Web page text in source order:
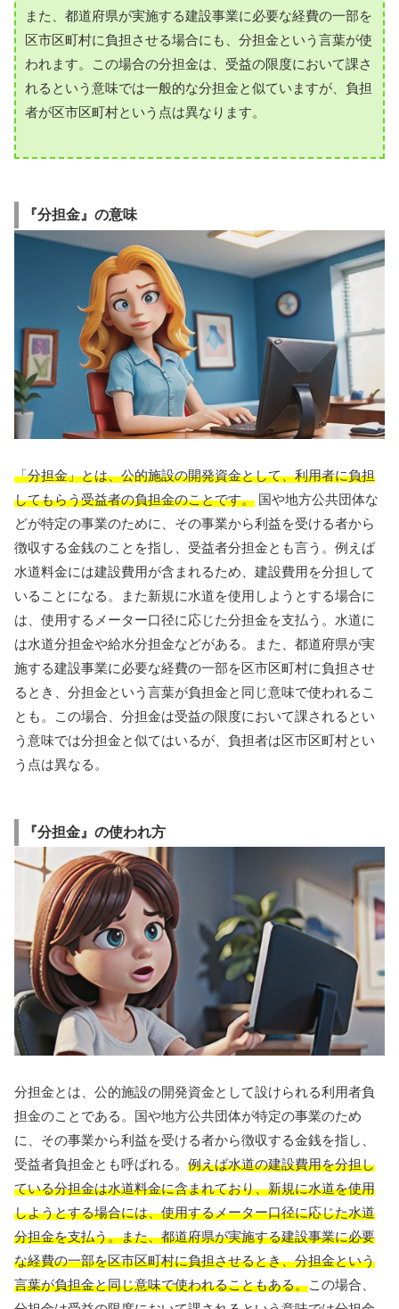
また、都道府県が実施する建設事業に必要な経費の一部を
区市区町村に負担させる場合にも、分担金という言葉が使
われます。この場合の分担金は、受益の限度において課さ
れるという意味では一般的な分担金と似ていますが、負担
者が区市区町村という点は異なります。
『分担金』の意味
「分担金」とは、公的施設の開発資金として、利用者に負担
してもらう受益者の負担金のことです。 国や地方公共団体な
どが特定の事業のために、その事業から利益を受ける者から
徴収する金銭のことを指し、受益者分担金とも言う。例えば
水道料金には建設費用が含まれるため、建設費用を分担して
いることになる。また新規に水道を使用しようとする場合に
は、使用するメーター口径に応じた分担金を支払う。水道に
は水道分担金や給水分担金などがある。また、都道府県が実
施する建設事業に必要な経費の一部を区市区町村に負担させ
るとき、分担金という言葉が負担金と同じ意味で使われるこ
とも。この場合、分担金は受益の限度において課されるとい
う意味では分担金と似てはいるが、負担者は区市区町村とい
う点は異なる。
『分担金』の使われ方
分担金とは、公的施設の開発資金として設けられる利用者負
担金のことである。国や地方公共団体が特定の事業のため
に、その事業から利益を受ける者から徴収する金銭を指し、
受益者負担金とも呼ばれる。 例えば水道の建設費用を分担し
ている分担金は水道料金に含まれており、新規に水道を使用
しようとする場合には、使用するメーター口径に応じた水道
分担金を支払う。また、都道府県が実施する建設事業に必要
な経費の一部を区市区町村に負担させるとき、分担金という
言葉が負担金と同じ意味で使われることもある。この場合、